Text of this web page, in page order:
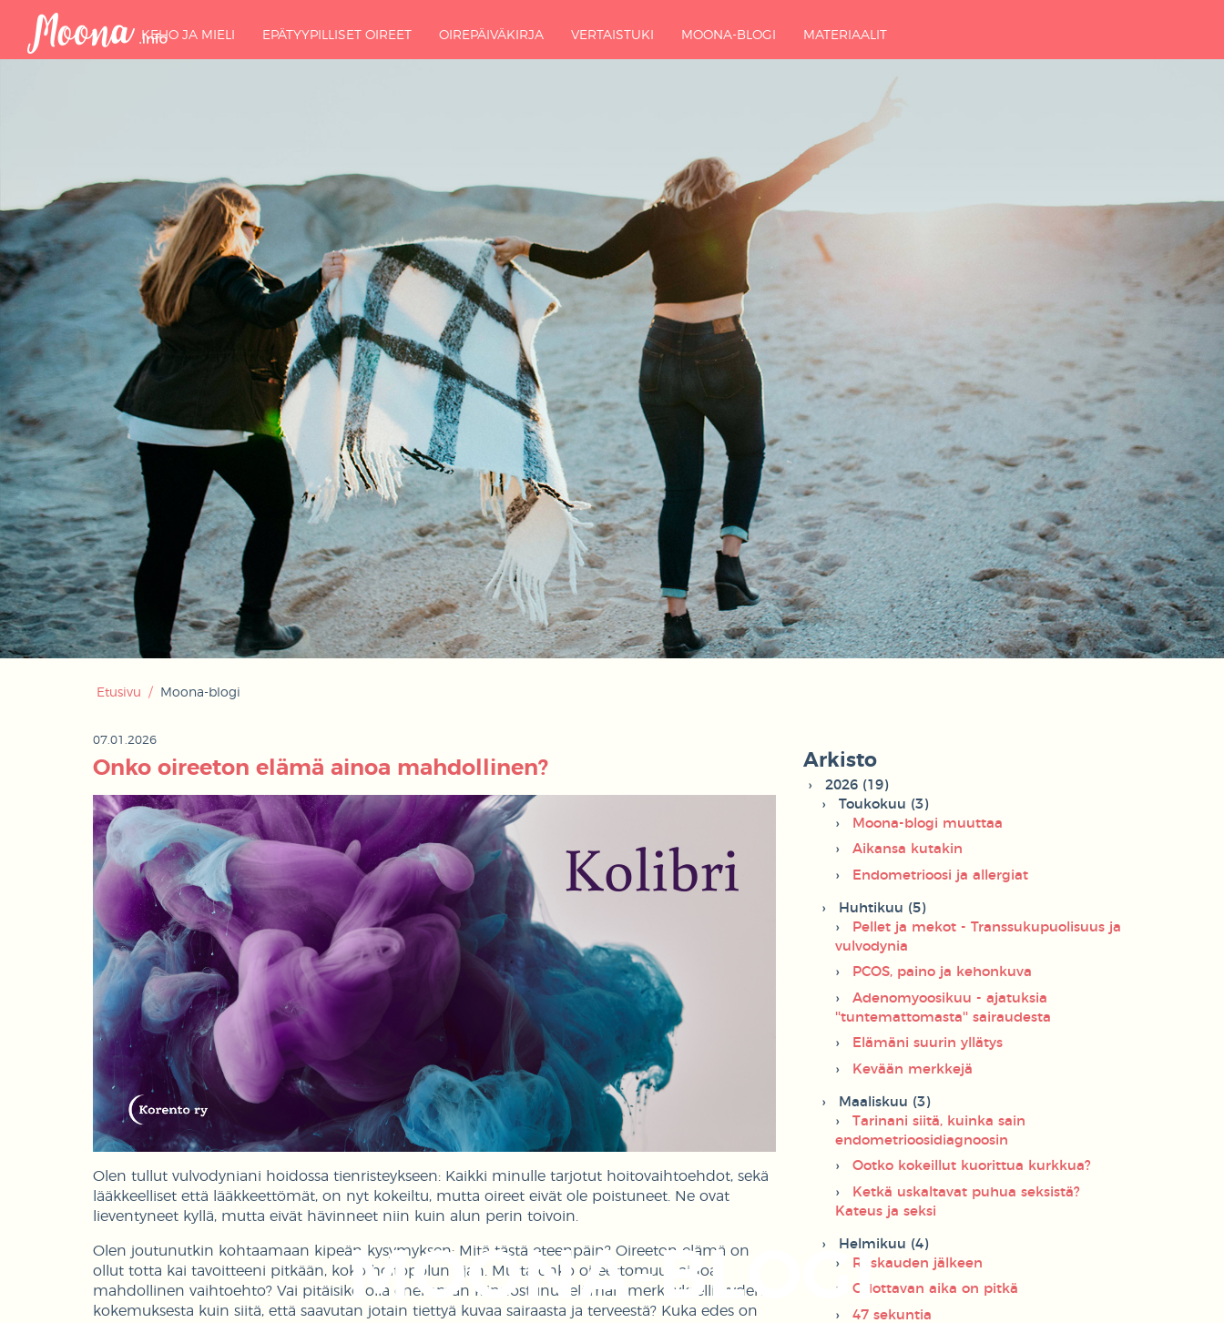
KEHO JA MIELI EPÄTYYPILLISET OIREET OIREPÄIVÄKIRJA VERTAISTUKI MOONA-BLOGI MATERIAALIT
MOONA-BLOGI
Etusivu / Moona-blogi
07.01.2026
Onko oireeton elämä ainoa mahdollinen?
Olen tullut vulvodyniani hoidossa tienristeykseen: Kaikki minulle tarjotut hoitovaihtoehdot, sekä
lääkkeelliset että lääkkeettömät, on nyt kokeiltu, mutta oireet eivät ole poistuneet. Ne ovat
lieventyneet kyllä, mutta eivät hävinneet niin kuin alun perin toivoin.
Olen joutunutkin kohtaamaan kipeän kysymyksen: Mitä tästä eteenpäin? Oireeton elämä on
ollut totta kai tavoitteeni pitkään, koko hoitopolun ajan. Mutta onko oireettomuus ainoa
mahdollinen vaihtoehto? Vai pitäisikö olla enemmän kiinnostunut elämän merkityksellisyyden
kokemuksesta kuin siitä, että saavutan jotain tiettyä kuvaa sairaasta ja terveestä? Kuka edes on
Arkisto
2026 (19)
Toukokuu (3)
Moona-blogi muuttaa
Aikansa kutakin
Endometrioosi ja allergiat
Huhtikuu (5)
Pellet ja mekot - Transsukupuolisuus ja
vulvodynia
PCOS, paino ja kehonkuva
Adenomyoosikuu - ajatuksia
''tuntemattomasta'' sairaudesta
Elämäni suurin yllätys
Kevään merkkejä
Maaliskuu (3)
Tarinani siitä, kuinka sain
endometrioosidiagnoosin
Ootko kokeillut kuorittua kurkkua?
Ketkä uskaltavat puhua seksistä?
Kateus ja seksi
Helmikuu (4)
Raskauden jälkeen
Odottavan aika on pitkä
47 sekuntia